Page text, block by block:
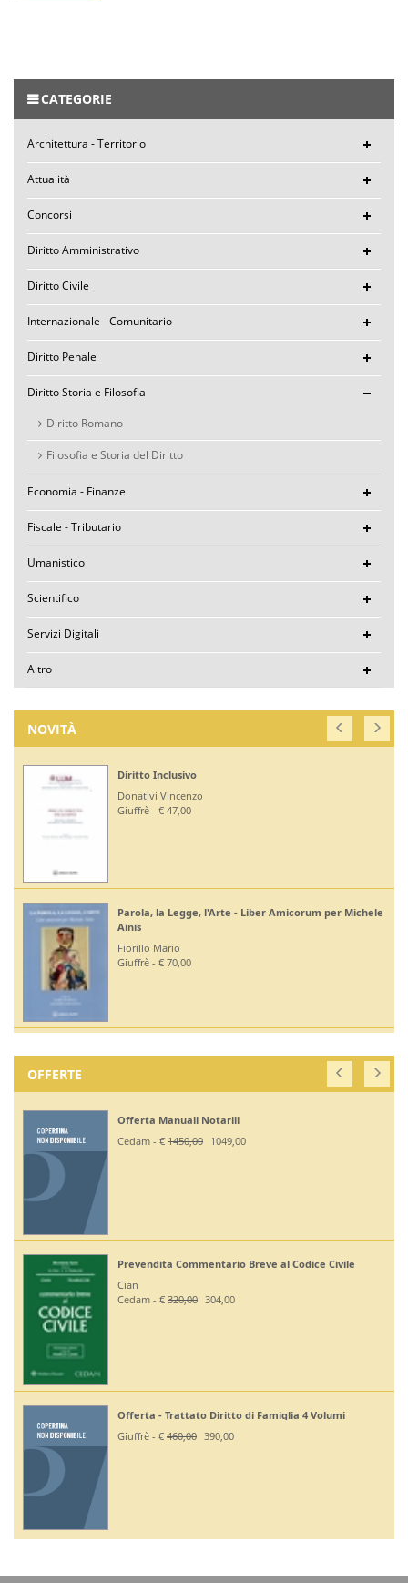
CATEGORIE
Architettura - Territorio
Attualità
Concorsi
Diritto Amministrativo
Diritto Civile
Internazionale - Comunitario
Diritto Penale
Diritto Storia e Filosofia
Diritto Romano
Filosofia e Storia del Diritto
Economia - Finanze
Fiscale - Tributario
Umanistico
Scientifico
Servizi Digitali
Altro
NOVITÀ
Diritto Inclusivo
Donativi Vincenzo
Giuffrè - € 47,00
Parola, la Legge, l'Arte - Liber Amicorum per Michele
Ainis
Fiorillo Mario
Giuffrè - € 70,00
OFFERTE
Offerta Manuali Notarili
Cedam - € 1450,00 1049,00
Prevendita Commentario Breve al Codice Civile
Cian
Cedam - € 320,00 304,00
Offerta - Trattato Diritto di Famiglia 4 Volumi
Giuffrè - € 460,00 390,00